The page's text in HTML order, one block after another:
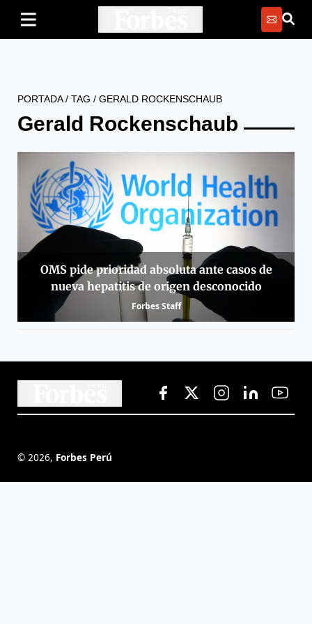
PORTADA/ TAG / GERALD ROCKENSCHAUB
Gerald Rockenschaub
OMS pide prioridad absoluta ante casos de
nueva hepatitis de origen desconocido
Forbes Staff
© 2026, Forbes Perú